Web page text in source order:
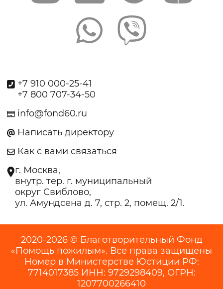
+7 910 000-25-41
+7 800 707-34-50
info@fond60.ru
Написать директору
Как с вами связаться
г. Москва,
внутр. тер. г. муниципальный
округ Свиблово,
ул. Амундсена д. 7, стр. 2, помещ. 2/1.
2020-2026 © Благотворительный Фонд
«Помощь пожилым». Все права защищены
Номер в Министерстве Юстиции РФ:
7714017385 ИНН: 9729298409, ОГРН:
1207700266410